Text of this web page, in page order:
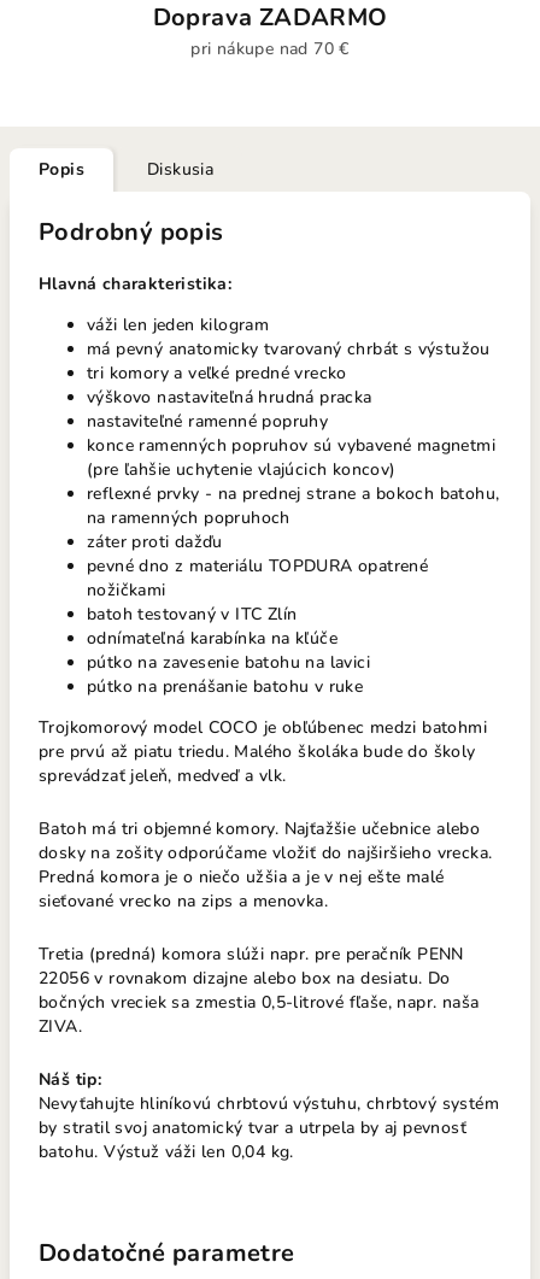
Doprava ZADARMO
pri nákupe nad 70 €
Popis Diskusia
Podrobný popis
Hlavná charakteristika:
váži len jeden kilogram
má pevný anatomicky tvarovaný chrbát s výstužou
tri komory a veľké predné vrecko
výškovo nastaviteľná hrudná pracka
nastaviteľné ramenné popruhy
konce ramenných popruhov sú vybavené magnetmi
(pre ľahšie uchytenie vlajúcich koncov)
reflexné prvky - na prednej strane a bokoch batohu,
na ramenných popruhoch
záter proti dažďu
pevné dno z materiálu TOPDURA opatrené
nožičkami
batoh testovaný v ITC Zlín
odnímateľná karabínka na kľúče
pútko na zavesenie batohu na lavici
pútko na prenášanie batohu v ruke
Trojkomorový model COCO je obľúbenec medzi batohmi
pre prvú až piatu triedu. Malého školáka bude do školy
sprevádzať jeleň, medveď a vlk.
Batoh má tri objemné komory. Najťažšie učebnice alebo
dosky na zošity odporúčame vložiť do najširšieho vrecka.
Predná komora je o niečo užšia a je v nej ešte malé
sieťované vrecko na zips a menovka.
Tretia (predná) komora slúži napr. pre peračník PENN
22056 v rovnakom dizajne alebo box na desiatu. Do
bočných vreciek sa zmestia 0,5-litrové fľaše, napr. naša
ZIVA.
Náš tip:
Nevyťahujte hliníkovú chrbtovú výstuhu, chrbtový systém
by stratil svoj anatomický tvar a utrpela by aj pevnosť
batohu. Výstuž váži len 0,04 kg.
Dodatočné parametre